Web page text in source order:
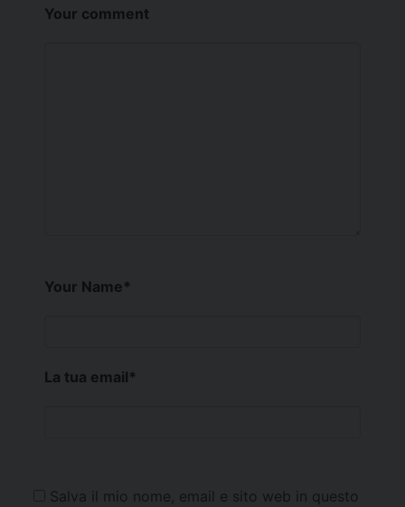
Your comment
Your Name*
La tua email*
Salva il mio nome, email e sito web in questo